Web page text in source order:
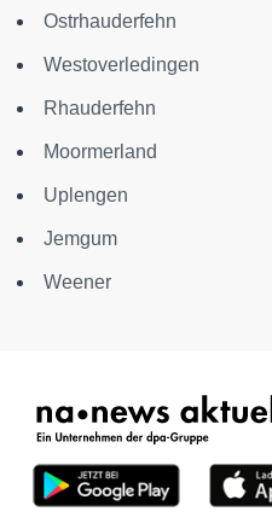
Ostrhauderfehn
Westoverledingen
Rhauderfehn
Moormerland
Uplengen
Jemgum
Weener